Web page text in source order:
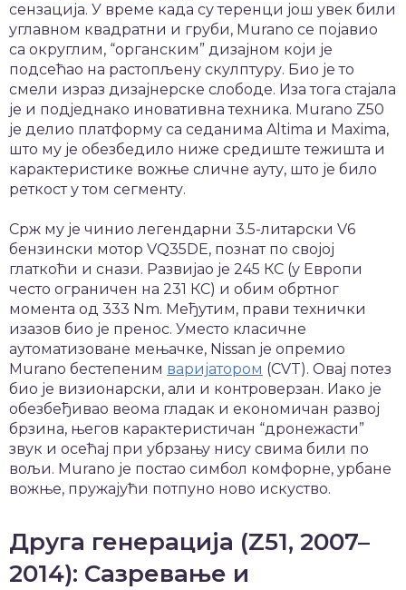
сензација. У време када су теренци још увек били
углавном квадратни и груби, Murano се појавио
са округлим, “органским” дизајном који је
подсећао на растопљену скулптуру. Био је то
смели израз дизајнерске слободе. Иза тога стајала
је и подједнако иновативна техника. Murano Z50
је делио платформу са седанима Altima и Maxima,
што му је обезбедило ниже средиште тежишта и
карактеристике вожње сличне ауту, што је било
реткост у том сегменту.
Срж му је чинио легендарни 3.5-литарски V6
бензински мотор VQ35DE, познат по својој
глаткоћи и снази. Развијао је 245 КС (у Европи
често ограничен на 231 КС) и обим обртног
момента од 333 Nm. Међутим, прави технички
изазов био је пренос. Уместо класичне
аутоматизоване мењачке, Nissan је опремио
Murano бестепеним варијатором (CVT). Овај потез
био је визионарски, али и контроверзан. Иако је
обезбеђивао веома гладак и економичан развој
брзина, његов карактеристичан “дронежасти”
звук и осећај при убрзању нису свима били по
вољи. Murano је постао симбол комфорне, урбане
вожње, пружајући потпуно ново искуство.
Друга генерација (Z51, 2007–
2014): Сазревање и